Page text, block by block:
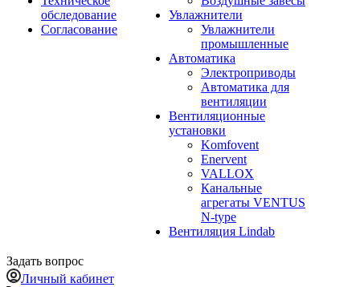
обследование
Согласование
Увлажнители
Увлажнители
промышленные
Автоматика
Электроприводы
Автоматика для
вентиляции
Вентиляционные
установки
Komfovent
Enervent
VALLOX
Канальные
агрегаты VENTUS
N-type
Вентиляция Lindab
Задать вопрос
Личный кабинет